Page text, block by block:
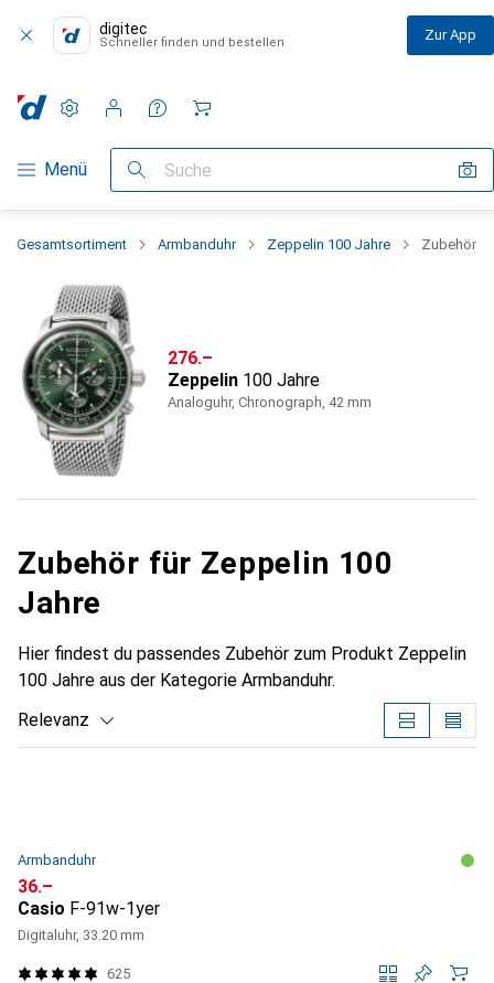
digitec
Schneller finden und bestellen Zur App
Navigation nach Kategorien
Menü Suche
Einstellungen
Kundenkonto
Vergleichslisten
Merklisten
Warenkorb
Gesamtsortiment Armbanduhr Zeppelin 100 Jahre Zubehör
CHF
276.–
Zeppelin 100 Jahre
Analoguhr, Chronograph, 42 mm
Zubehör für Zeppelin 100
Jahre
Hier findest du passendes Zubehör zum Produkt Zeppelin
100 Jahre aus der Kategorie Armbanduhr.
Relevanz
Armbanduhr
CHF
36.–
Casio F-91w-1yer
Digitaluhr, 33.20 mm
625